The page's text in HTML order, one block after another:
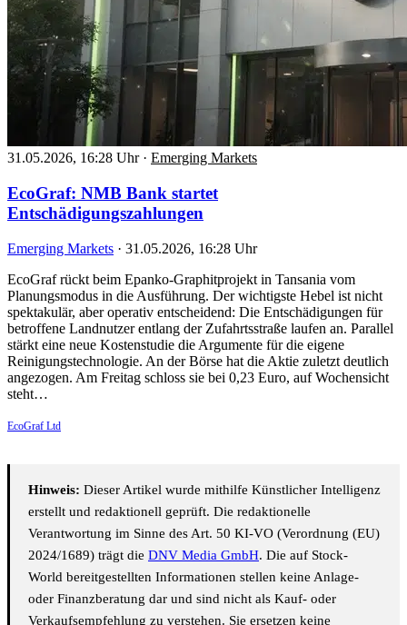
31.05.2026, 16:28 Uhr · Emerging Markets
EcoGraf: NMB Bank startet
Entschädigungszahlungen
Emerging Markets · 31.05.2026, 16:28 Uhr
EcoGraf rückt beim Epanko-Graphitprojekt in Tansania vom
Planungsmodus in die Ausführung. Der wichtigste Hebel ist nicht
spektakulär, aber operativ entscheidend: Die Entschädigungen für
betroffene Landnutzer entlang der Zufahrtsstraße laufen an. Parallel
stärkt eine neue Kostenstudie die Argumente für die eigene
Reinigungstechnologie. An der Börse hat die Aktie zuletzt deutlich
angezogen. Am Freitag schloss sie bei 0,23 Euro, auf Wochensicht
steht…
EcoGraf Ltd
Hinweis: Dieser Artikel wurde mithilfe Künstlicher Intelligenz
erstellt und redaktionell geprüft. Die redaktionelle
Verantwortung im Sinne des Art. 50 KI-VO (Verordnung (EU)
2024/1689) trägt die DNV Media GmbH. Die auf Stock-
World bereitgestellten Informationen stellen keine Anlage-
oder Finanzberatung dar und sind nicht als Kauf- oder
Verkaufsempfehlung zu verstehen. Sie ersetzen keine